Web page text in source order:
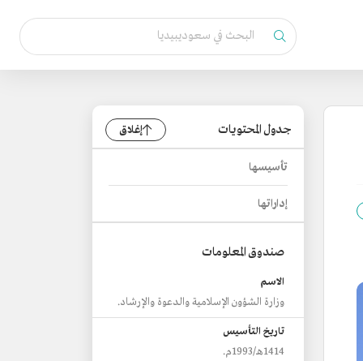
جدول المحتويات إغلاق
تأسيسها
إداراتها
صندوق المعلومات
الاسم
وزارة الشؤون الإسلامية والدعوة والإرشاد.
تاريخ التأسيس
1414هـ/1993م.